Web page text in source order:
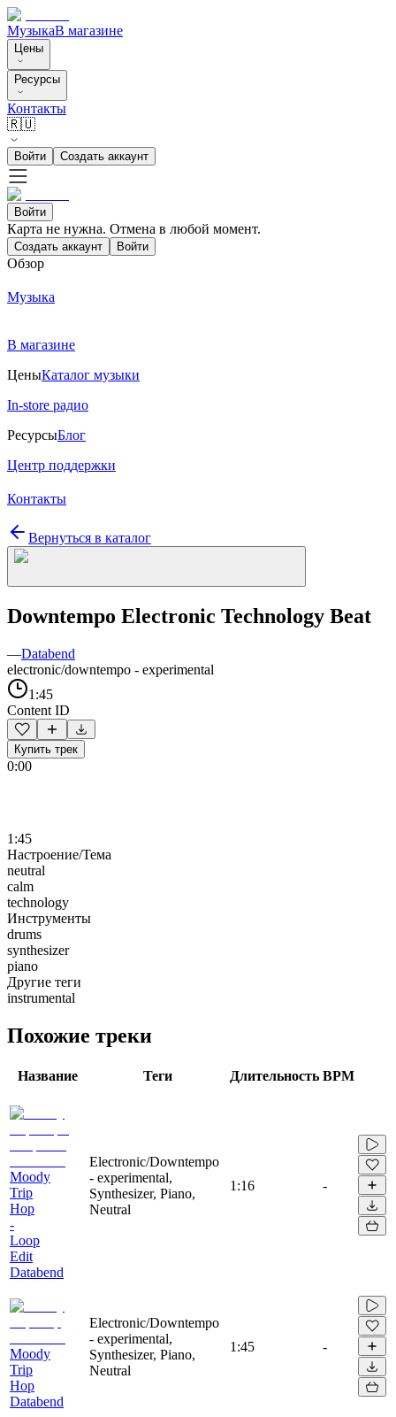
МузыкаВ магазине
Цены
Ресурсы
Контакты
🇷🇺
Войти Создать аккаунт
Войти
Карта не нужна. Отмена в любой момент.
Создать аккаунт Войти
Обзор
Музыка
В магазине
ЦеныКаталог музыки
In-store радио
РесурсыБлог
Центр поддержки
Контакты
Вернуться в каталог
Downtempo Electronic Technology Beat
—Databend
electronic/downtempo - experimental
1:45
Content ID
Купить трек
0:00
1:45
Настроение/Тема
neutral
calm
technology
Инструменты
drums
synthesizer
piano
Другие теги
instrumental
Похожие треки
Название Теги Длительность BPM
Moody
Trip
Hop
-
Loop
Edit
Databend
Electronic/Downtempo
- experimental,
Synthesizer, Piano,
Neutral
1:16 -
Moody
Trip
Hop
Databend
Electronic/Downtempo
- experimental,
Synthesizer, Piano,
Neutral
1:45 -